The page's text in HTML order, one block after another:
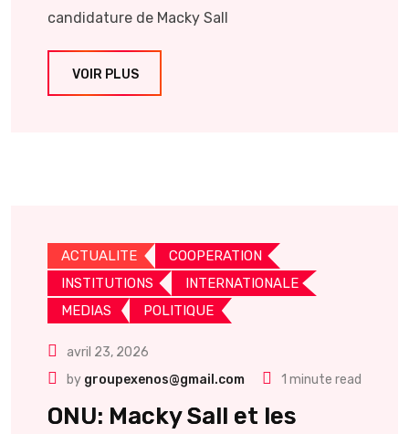
candidature de Macky Sall
VOIR PLUS
ACTUALITE
COOPERATION
INSTITUTIONS
INTERNATIONALE
MEDIAS
POLITIQUE
avril 23, 2026
by groupexenos@gmail.com 1 minute read
ONU: Macky Sall et les